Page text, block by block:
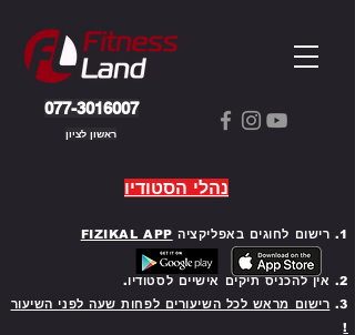
077-3016007
ראשון לציון
נהלי הסטודיו
1. רישום לחוגים באפליקציה FIZIKAL APP
2. אין להכניס תיקים אישיים לסטודיו.
3.
רישום מראש לכל השיעורים לפחות שעה לפני השיעור
!